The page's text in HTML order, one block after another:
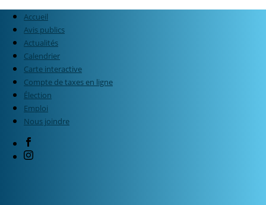
Accueil
Avis publics
Actualités
Calendrier
Carte interactive
Compte de taxes en ligne
Élection
Emploi
Nous joindre